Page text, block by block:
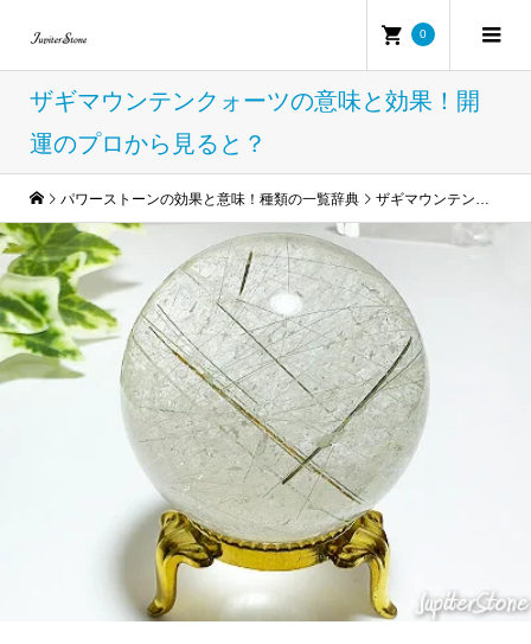
0
ザギマウンテンクォーツの意味と効果！開
運のプロから見ると？
パワーストーンの効果と意味！種類の一覧辞典 ザギマウンテンクォーツの意味と効果！開運のプロから見ると？